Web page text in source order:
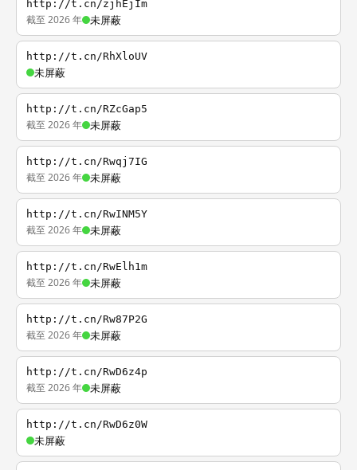
http://t.cn/zjhEjIm
截至 2026 年 未屏蔽
http://t.cn/RhXloUV
未屏蔽
http://t.cn/RZcGap5
截至 2026 年 未屏蔽
http://t.cn/Rwqj7IG
截至 2026 年 未屏蔽
http://t.cn/RwINM5Y
截至 2026 年 未屏蔽
http://t.cn/RwElh1m
截至 2026 年 未屏蔽
http://t.cn/Rw87P2G
截至 2026 年 未屏蔽
http://t.cn/RwD6z4p
截至 2026 年 未屏蔽
http://t.cn/RwD6z0W
未屏蔽